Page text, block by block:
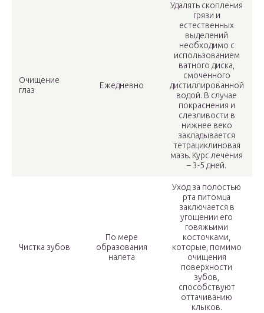
Очищение
глаз
Ежедневно
Удалять скопления
грязи и
естественных
выделений
необходимо с
использованием
ватного диска,
смоченного
дистиллированной
водой. В случае
покраснения и
слезливости в
нижнее веко
закладывается
тетрациклиновая
мазь. Курс лечения
– 3-5 дней.
Чистка зубов
По мере
образования
налета
Уход за полостью
рта питомца
заключается в
угощении его
говяжьими
косточками,
которые, помимо
очищения
поверхности
зубов,
способствуют
оттачиванию
клыков.